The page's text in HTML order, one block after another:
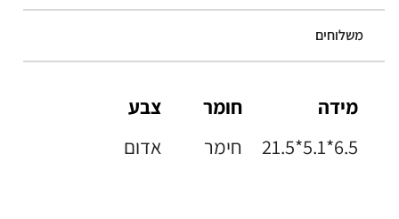
משלוחים
מידה
21.5*5.1*6.5
חומר
חימר
צבע
אדום